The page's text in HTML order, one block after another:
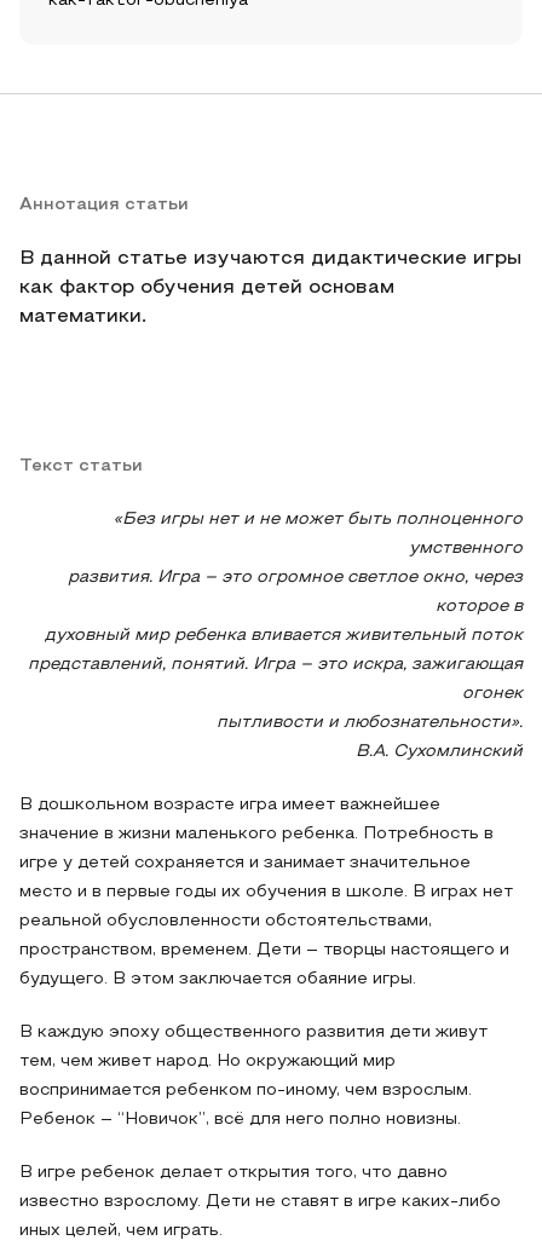
Аннотация статьи
В данной статье изучаются дидактические игры
как фактор обучения детей основам
математики.
Текст статьи
«Без игры нет и не может быть полноценного
умственного
развития. Игра – это огромное светлое окно, через
которое в
духовный мир ребенка вливается живительный поток
представлений, понятий. Игра – это искра, зажигающая
огонек
пытливости и любознательности».
В.А. Сухомлинский
В дошкольном возрасте игра имеет важнейшее
значение в жизни маленького ребенка. Потребность в
игре у детей сохраняется и занимает значительное
место и в первые годы их обучения в школе. В играх нет
реальной обусловленности обстоятельствами,
пространством, временем. Дети – творцы настоящего и
будущего. В этом заключается обаяние игры.
В каждую эпоху общественного развития дети живут
тем, чем живет народ. Но окружающий мир
воспринимается ребенком по-иному, чем взрослым.
Ребенок – “Новичок”, всё для него полно новизны.
В игре ребенок делает открытия того, что давно
известно взрослому. Дети не ставят в игре каких-либо
иных целей, чем играть.